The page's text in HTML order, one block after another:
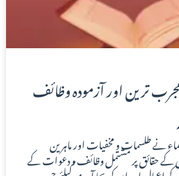
ترین اور آزمودہ وظائف
نے طلسمات و مخفیات اور ماہرین
کے حقائق پر مشتمل وظائف و دعوات کے